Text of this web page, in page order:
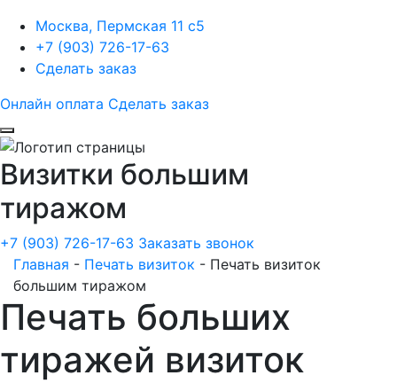
Москва, Пермская 11 с5
+7 (903) 726-17-63
Сделать заказ
Онлайн оплата Сделать заказ
Визитки большим
тиражом
+7 (903) 726-17-63 Заказать звонок
Главная - Печать визиток - Печать визиток
большим тиражом
Печать больших
тиражей визиток